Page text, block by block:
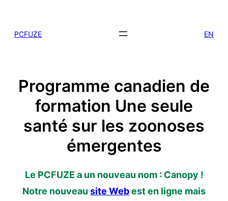
content
PCFUZE EN
Programme canadien de
formation Une seule
santé sur les zoonoses
émergentes
Le PCFUZE a un nouveau nom : Canopy !
Notre nouveausite Webest en ligne mais